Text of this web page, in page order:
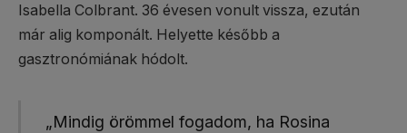
Isabella Colbrant. 36 évesen vonult vissza, ezután
már alig komponált. Helyette később a
gasztronómiának hódolt.
„Mindig örömmel fogadom, ha Rosina